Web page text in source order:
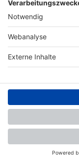
Nutzungsbedingungen